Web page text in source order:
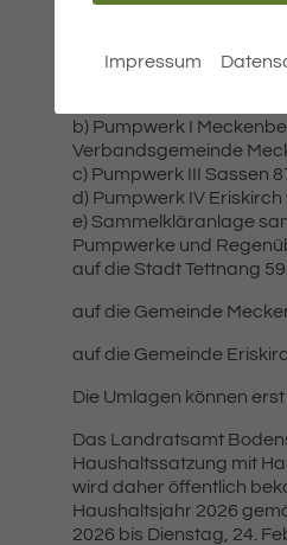
§ 3
umgelegt:
b) Pumpwerk I
Verbandsgemeinde
c) Pumpwerk III Sassen
d) Pumpwerk IV Eriskirch
e) Sammelkläranlage
Pumpwerke und
auf die Stadt Tettnang 59
auf die Gemeinde
auf die Gemeinde
Die Umlagen können
Das Landratsamt
Haushaltssatzung mit
wird daher öffentlich
Haushaltsjahr 2026
2026 bis Dienstag, 24.
Impressum